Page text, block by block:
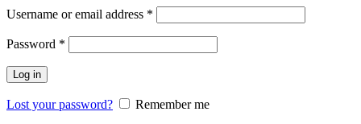
Username or email address *
Password *
Log in
Lost your password?
Remember me